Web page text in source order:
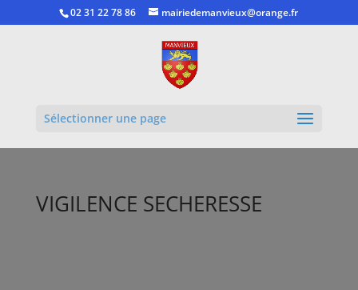
02 31 22 78 86 mairiedemanvieux@orange.fr
Sélectionner une page
VIGILENCE SECHERESSE